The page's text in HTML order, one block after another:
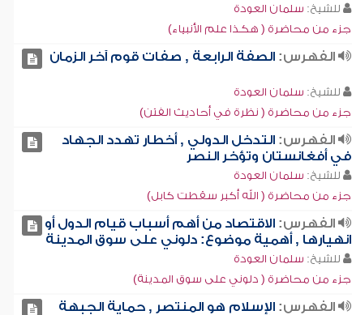
للشيخ: سلمان العودة
جزء من محاضرة ( هكذا علم الأنبياء)
الفهرس: الصفة الرابعة , صفات قوم آخر الزمان
للشيخ: سلمان العودة
جزء من محاضرة ( نظرة في أحاديث الفتن)
الفهرس: التدخل الدولي , أخطار تهدد الجهاد
في أفغانستان وتؤخر النصر
للشيخ: سلمان العودة
جزء من محاضرة ( الله أكبر سقطت كابل)
الفهرس: الاقتصاد من أهم أسباب قيام الدول أو
انهيارها , أهمية موضوع: دلوني على سوق المدينة
للشيخ: سلمان العودة
جزء من محاضرة ( دلوني على سوق المدينة)
الفهرس: الإسلام هو المنتصر , حماية الجبهة